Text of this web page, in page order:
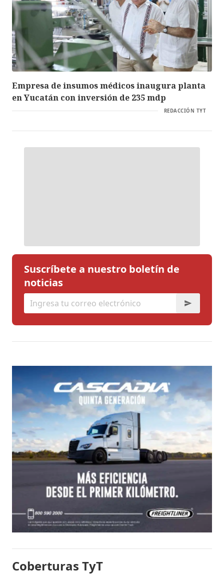
Empresa de insumos médicos inaugura planta
en Yucatán con inversión de 235 mdp
REDACCIÓN TYT
Suscríbete a nuestro boletín de
noticias
Coberturas TyT